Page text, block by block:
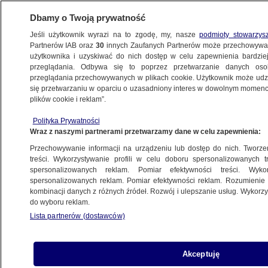
BIZNES
Z KRAJU
brak. "Panuje bałagan prawny i chaos"
10.03.2015, 11:36
Udostępnij
Dbamy o Twoją prywatność
Jeśli użytkownik wyrazi na to zgodę, my, naszepodmioty
Partnerów IAB oraz30 innych Zaufanych Partnerów może
użytkownika i uzyskiwać do nich dostęp w celu zapewnienia
przeglądania. Odbywa się to poprzez przetwarzanie danych
przeglądania przechowywanych w plikach cookie. Użytkownik może
się przetwarzaniu w oparciu o uzasadniony interes w dowolnym
plików cookie i reklam”.
Polityka Prywatności
Wraz z naszymi partnerami przetwarzamy dane w celu zapewnienia:
Przechowywanie informacji na urządzeniu lub dostęp do nich.
treści. Wykorzystywanie profili w celu doboru spersonalizowanych
spersonalizowanych reklam. Pomiar efektywności treści.
spersonalizowanych reklam. Pomiar efektywności reklam.
kombinacji danych z różnych źródeł. Rozwój i ulepszanie usług.
do wyboru reklam.
Lista partnerów (dostawców)
Akceptuję